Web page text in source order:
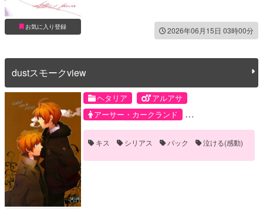
お気に入り登録 2026年06月15日 03時00分
dustスモークview
ヘタリア
アルアサ
アーサー・カークランド
アルフレッド・F・ジョーンズ
キス シリアス バック 泣ける(感動)